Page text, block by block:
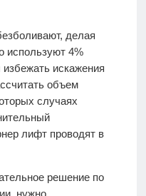
делая
используют 4%
искажения
объем
случаях
лифт проводят в
решение по